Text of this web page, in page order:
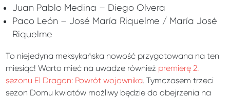
Juan Pablo Medina – Diego Olvera
Paco León – José María Riquelme / María José
Riquelme
To niejedyna meksykańska nowość przygotowana na ten
miesiąc! Warto mieć na uwadze również premierę 2.
sezonu El Dragon: Powrót wojownika. Tymczasem trzeci
sezon Domu kwiatów możliwy będzie do obejrzenia na